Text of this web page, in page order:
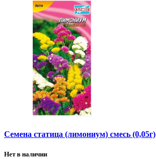
Семена статица (лимониум) смесь (0,05г)
Нет в наличии